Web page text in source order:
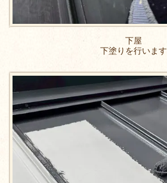
下屋
下塗りを行います